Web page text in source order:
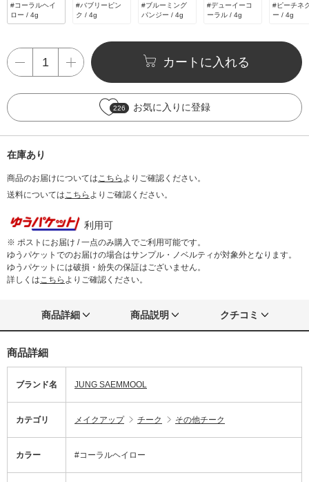
#コーラルヘイ
ロー / 4g
#バブリーピン
ク / 4g
#ブルーミング
パンジー / 4g
#デューイーコ
ーラル / 4g
#ピーチネ
ー / 4g
カートに入れる
226 お気に入りに登録
在庫あり
商品のお届けについてはこちら よりご確認ください。
送料についてはこちら よりご確認ください。
利用可
※ ポストにお届け / 一点のみ購入でご利用可能です。
ゆうパケットでのお届けの場合はサンプル・ノベルティが対象外となります。
ゆうパケットには破損・紛失の保証はございません。
詳しくはこちら よりご確認ください。
商品詳細 商品説明 クチコミ
商品詳細
ブランド名 JUNG SAEMMOOL
カテゴリ メイクアップ チーク その他チーク
カラー #コーラルヘイロー